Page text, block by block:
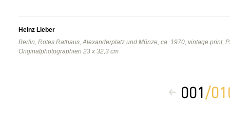
Heinz Lieber
Berlin, Rotes Rathaus, Alexanderplatz und Münze, ca. 1970, vintage print,
Originalphotographien 23 x 32,3 cm